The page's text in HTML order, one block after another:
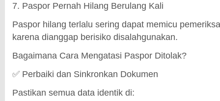
7. Paspor Pernah Hilang Berulang Kali
Paspor hilang terlalu sering dapat memicu
karena dianggap berisiko disalahgunakan.
Bagaimana Cara Mengatasi Paspor Ditolak?
✅ Perbaiki dan Sinkronkan Dokumen
Pastikan semua data identik di: